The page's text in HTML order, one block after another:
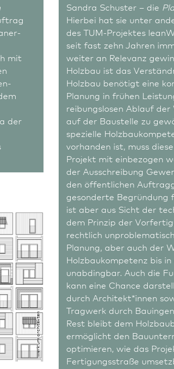
Komm. Leiter Abteilung VI Forsten,
mitzugestalten
Entscheidungen
und
bedeutend für
Planung mit
und eine
Wir müssen unsere
- weg von linearen
Arbeitsweisen.
dies für uns Wissen
fördern und
AKH
mit
der
werk.um architekten
Sandra Schuster – die
Hierbei hat sie unter
des TUM-Projektes
seit fast zehn Jahren
weiter an Relevanz
Holz­bau ist das
Holz­bau benötigt eine
Planung in frühen
reibungslosen Ablauf
auf der Baustelle zu
spezielle
vorhanden ist, muss
Projekt mit einbezogen
der Ausschreibung
den öffentlichen
gesonderte Begründung
ist aber aus Sicht der
dem Prinzip der
rechtlich
Planung, aber auch der
Holz­baukompetenz bis
unabdingbar. Auch die
kann eine Chance
durch Architekt*innen
Tragwerk durch
Rest bleibt dem
ermöglicht den
optimieren, wie das
Fertigungsstraße